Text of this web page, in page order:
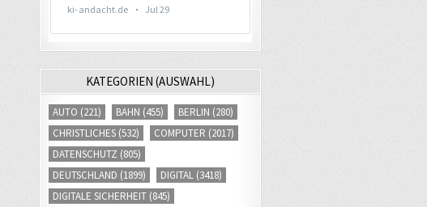
KATEGORIEN (AUSWAHL)
AUTO (221) BAHN (455) BERLIN (280)
CHRISTLICHES (532) COMPUTER (2017)
DATENSCHUTZ (805)
DEUTSCHLAND (1899) DIGITAL (3418)
DIGITALE SICHERHEIT (845)